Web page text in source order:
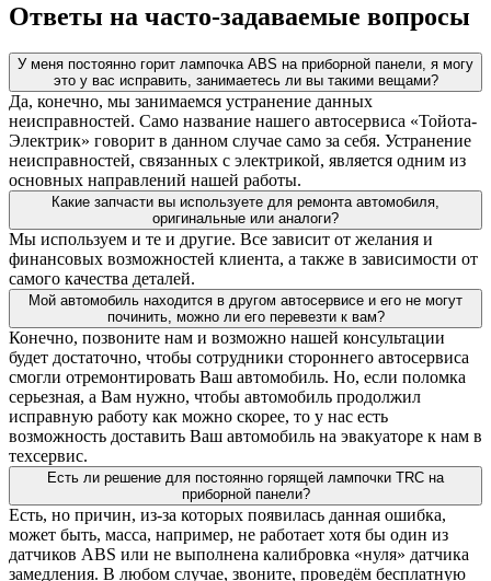
Ответы на часто-задаваемые вопросы
У меня постоянно горит лампочка ABS на приборной панели, я могу
это у вас исправить, занимаетесь ли вы такими вещами?
Да, конечно, мы занимаемся устранение данных
неисправностей. Само название нашего автосервиса «Тойота-
Электрик» говорит в данном случае само за себя. Устранение
неисправностей, связанных с электрикой, является одним из
основных направлений нашей работы.
Какие запчасти вы используете для ремонта автомобиля,
оригинальные или аналоги?
Мы используем и те и другие. Все зависит от желания и
финансовых возможностей клиента, а также в зависимости от
самого качества деталей.
Мой автомобиль находится в другом автосервисе и его не могут
починить, можно ли его перевезти к вам?
Конечно, позвоните нам и возможно нашей консультации
будет достаточно, чтобы сотрудники стороннего автосервиса
смогли отремонтировать Ваш автомобиль. Но, если поломка
серьезная, а Вам нужно, чтобы автомобиль продолжил
исправную работу как можно скорее, то у нас есть
возможность доставить Ваш автомобиль на эвакуаторе к нам в
техсервис.
Есть ли решение для постоянно горящей лампочки TRC на
приборной панели?
Есть, но причин, из-за которых появилась данная ошибка,
может быть, масса, например, не работает хотя бы один из
датчиков ABS или не выполнена калибровка «нуля» датчика
замедления. В любом случае, звоните, проведём бесплатную